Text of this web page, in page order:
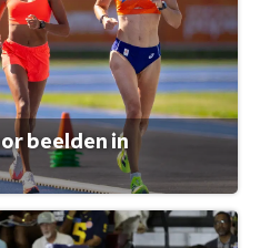
beelden in